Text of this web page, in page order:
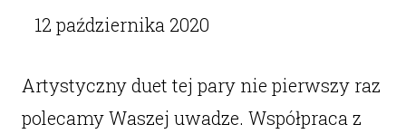
12 października 2020
Artystyczny duet tej pary nie pierwszy raz
polecamy Waszej uwadze. Współpraca z